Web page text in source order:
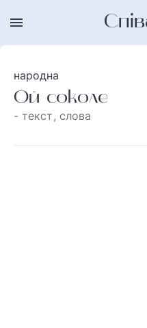
народна
Ой соколе
- текст, слова